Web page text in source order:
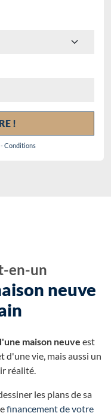
!
-Conditions
en-un
neuve
maison neuve est
d'une vie, mais aussi un
réalité.
les plans de sa
financement de votre